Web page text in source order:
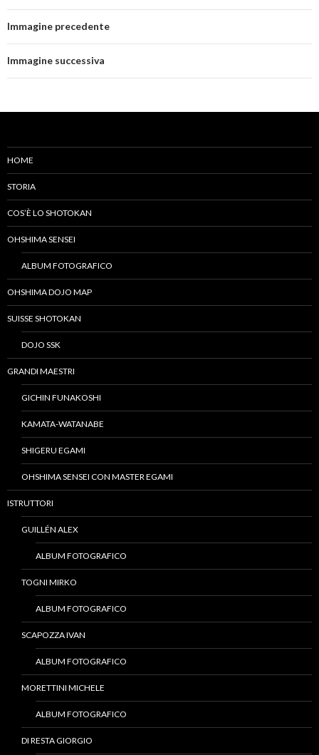
Immagine precedente
Immagine successiva
HOME
STORIA
COS’È LO SHOTOKAN
OHSHIMA SENSEI
ALBUM FOTOGRAFICO
OHSHIMA DOJO MAP
SUISSE SHOTOKAN
DOJO SSK
GRANDI MAESTRI
GICHIN FUNAKOSHI
KAMATA-WATANABE
SHIGERU EGAMI
OHSHIMA SENSEI CON MASTER EGAMI
ISTRUTTORI
GUILLÉN ALEX
ALBUM FOTOGRAFICO
TOGNI MIRKO
ALBUM FOTOGRAFICO
SCAPOZZA IVAN
ALBUM FOTOGRAFICO
MORETTINI MICHELE
ALBUM FOTOGRAFICO
DI RESTA GIORGIO